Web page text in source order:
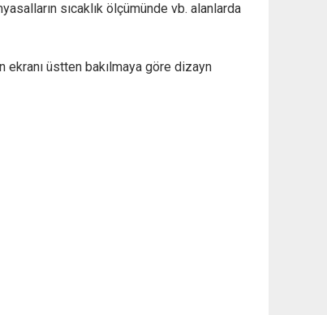
sıcaklık ölçümünde vb. alanlarda
üstten bakılmaya göre dizayn